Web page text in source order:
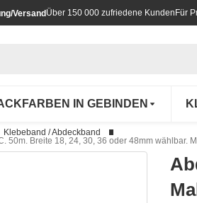
VersandÜber 150 000 zufriedene Kunden Für
IN GEBINDEN
Klebeband / Abdeckband
Breite 18, 24, 30, 36 oder 48mm wählbar.